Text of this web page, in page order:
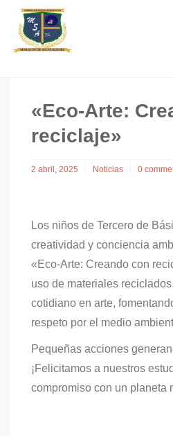
«Eco-Arte:
reciclaje»
2 abril, 2025 Noticias 0
Los niños de Tercero de
creatividad y conciencia
«Eco-Arte: Creando con
uso de materiales
cotidiano en arte,
respeto por el medio
Pequeñas acciones
¡Felicitamos a nuestros
compromiso con un planeta